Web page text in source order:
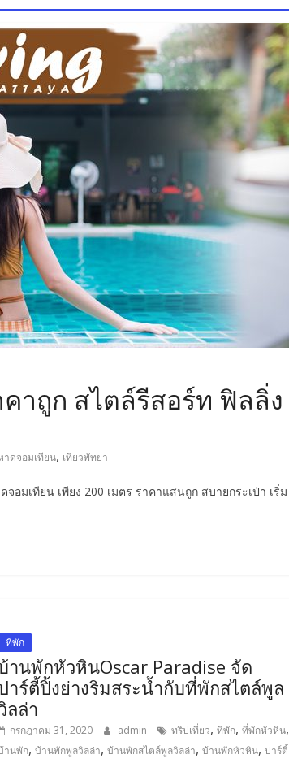
าถูก สไตล์รีสอร์ท ฟิลลิ่ง
าดจอมเทียน, เที่ยวพัทยา
มเทียน เพียง 200 เมตร ราคาแสนถูก สบายกระเป๋า เริ่ม
ที่พัก
านพักหัวหินOscar Paradise จัด
าร์ตี้ปิ้งย่างริมสระน้ำกับที่พักสไตล์พูล
ลล่า
กรกฎาคม 31, 2020 admin ทริปเที่ยว,ที่พัก,ที่พักหัวหิน,
านพัก,บ้านพักพูลวิลล่า,บ้านพักสไตล์พูลวิลล่า,บ้านพักหัวหิน,ปาร์ตี้